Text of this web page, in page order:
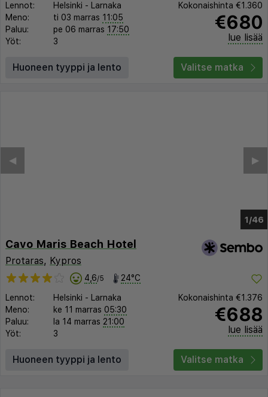
Lennot: Helsinki - Larnaka
Meno:
ti 03 marras 11:05
Paluu:
pe 06 marras 17:50
Yöt:
3
Kokonaishinta €1.360
€680
lue lisää
Huoneen tyyppi ja lento Valitse matka
1/42
▶︎
◀︎
Cavo Maris Beach Hotel
Protaras, Kypros
4,6/5 24°C
Lennot: Helsinki - Larnaka
Meno:
ke 11 marras 05:30
Paluu:
la 14 marras 21:00
Yöt:
3
Kokonaishinta €1.376
€688
lue lisää
Huoneen tyyppi ja lento Valitse matka